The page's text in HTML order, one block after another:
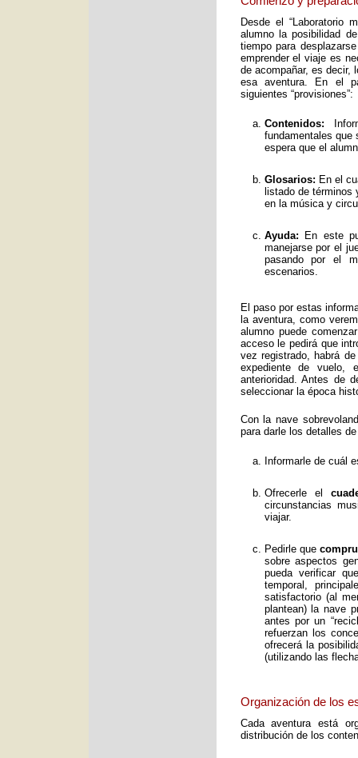
Desde el “Laboratorio
alumno la posibilidad
tiempo para
emprender el viaje es
de acompañar, es decir,
esa aventura. En el
siguientes “provisiones”:
Contenidos:
fundamentales que
espera que el
Glosarios: En el
listado de
en la música y
Ayuda: En este
manejarse por el
pasando por el
escenarios.
El paso por estas
la aventura, como
alumno puede
acceso le pedirá que
vez registrado, habrá
expediente de vuelo,
anterioridad. Antes de
seleccionar la época
Con la nave
para darle los detalles
Informarle de cuál
Ofrecerle el
circunstancias
viajar.
Pedirle que
sobre aspectos
pueda verificar
temporal,
satisfactorio (al
plantean) la nave
antes por un
refuerzan los
ofrecerá la
(utilizando las
Organización de los
Cada aventura está
distribución de los